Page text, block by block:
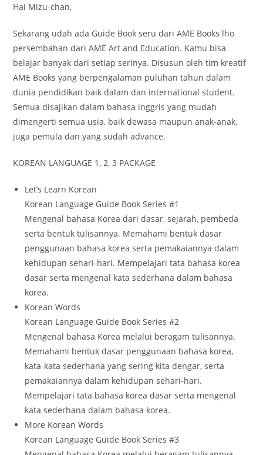
Hai Mizu-chan,
Sekarang udah ada Guide Book seru dari AME Books lho
persembahan dari AME Art and Education. Kamu bisa
belajar banyak dari setiap serinya. Disusun oleh tim kreatif
AME Books yang berpengalaman puluhan tahun dalam
dunia pendidikan baik dalam dan international student.
Semua disajikan dalam bahasa inggris yang mudah
dimengerti semua usia, baik dewasa maupun anak-anak,
juga pemula dan yang sudah advance.
KOREAN LANGUAGE 1, 2, 3 PACKAGE
Let’s Learn Korean
Korean Language Guide Book Series #1
Mengenal bahasa Korea dari dasar, sejarah, pembeda
serta bentuk tulisannya. Memahami bentuk dasar
penggunaan bahasa korea serta pemakaiannya dalam
kehidupan sehari-hari. Mempelajari tata bahasa korea
dasar serta mengenal kata sederhana dalam bahasa
korea.
Korean Words
Korean Language Guide Book Series #2
Mengenal bahasa Korea melalui beragam tulisannya.
Memahami bentuk dasar penggunaan bahasa korea,
kata-kata sederhana yang sering kita dengar, serta
pemakaiannya dalam kehidupan sehari-hari.
Mempelajari tata bahasa korea dasar serta mengenal
kata sederhana dalam bahasa korea.
More Korean Words
Korean Language Guide Book Series #3